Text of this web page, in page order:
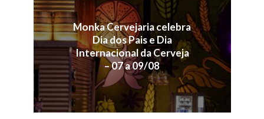
Monka Cervejaria celebra
Dia dos Pais e Dia
Internacional da Cerveja
– 07 a 09/08